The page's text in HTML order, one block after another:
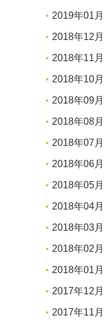
2019年01月
2018年12月
2018年11月
2018年10月
2018年09月
2018年08月
2018年07月
2018年06月
2018年05月
2018年04月
2018年03月
2018年02月
2018年01月
2017年12月
2017年11月